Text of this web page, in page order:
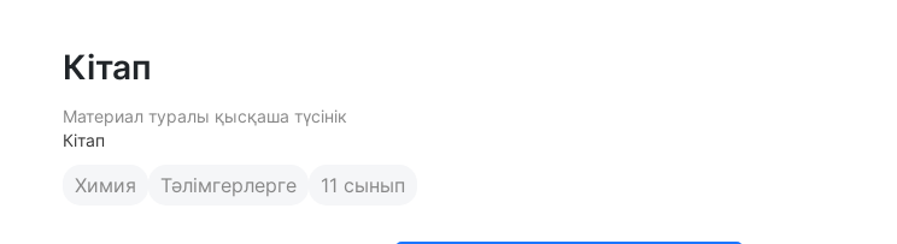
Кітап
Материал туралы қысқаша түсінік
Кітап
Химия Тәлімгерлерге 11 сынып